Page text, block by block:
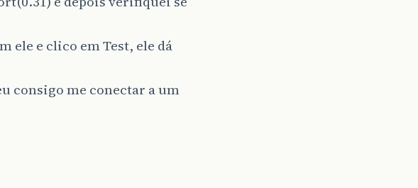
ele e clico em Test, ele dá
consigo me conectar a um